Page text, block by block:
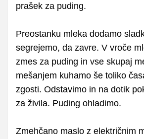
prašek za puding.
Preostanku mleka dodamo
segrejemo, da zavre. V vroče
zmes za puding in vse skupaj
mešanjem kuhamo še toliko
zgosti. Odstavimo in na dotik
za živila. Puding ohladimo.
Zmehčano maslo z električnim